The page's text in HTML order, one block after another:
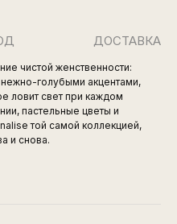
ДОСТАВКА
чистой женственности:
голубыми акцентами,
ловит свет при каждом
пастельные цветы и
той самой коллекцией,
и снова.